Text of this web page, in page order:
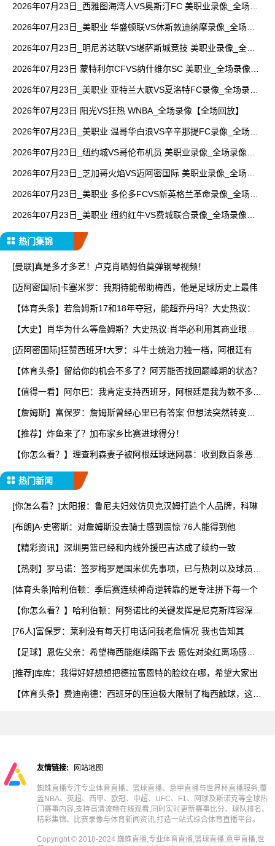
2026年07月23日_西雅图海湾人VS奥斯汀FC 美职业录像_全场录
2026年07月23日_美职业 华盛顿联VS休斯敦迪纳摩录像_全场录
2026年07月23日_明尼苏达联VS堪萨斯城竞技 美职业录像_全场
2026年07月23日 蒙特利尔CFVS纳什维尔SC 美职业_全场录像
2026年07月23日_美职业 亚特兰大联VS夏洛特FC录像_全场录像
2026年07月23日 阳光VS狂热 WNBA_全场录像【全场回放】
2026年07月23日_美职业 温哥华白浪VS辛辛那提FC录像_全场录
2026年07月23日_纽约城VS哥伦布机员 美职业录像_全场录像
2026年07月23日_芝加哥火焰VS迈阿密国际 美职业录像_全场录
2026年07月23日_美职业 多伦多FCVS新英格兰革命录像_全场录
2026年07月23日_美职业 纽约红牛VS费城联合录像_全场录像
热门集锦
[曼联]真是多才多艺！卢克肖晒姆伯莫弹钢琴视频！
[迈阿密国际]卡塞米罗：我期待能帮助梅西，他是足球历史上最伟
【体育头条】若詹姆斯17和18年夺冠，能超乔丹吗？大史热议：
【大史】肖华为什么等詹姆斯？大史热议:肖华必利用其商业眼光
[迈阿密国际]狂赞西班牙❗大罗：斗牛士统治力独一档，阿根廷有
【体育头条】留给你的机会不多了？阿芳能否找回巅峰期的状态？
【值得一看】阿尔巴：我肯定支持西班牙，阿根廷是我为数不多会
【詹姆斯】富保罗：詹姆斯曾经心里已有答案 但想法突然转变又
【推荐】炸鱼来了？加布家乡比赛进球得分！
【你怎么看？】理查利森妻子被阿根廷球迷网暴：收到数百条恶
热门新闻
[你怎么看？]太阳报：鲁尼夫妇效仿贝克汉姆打造个人品牌，科琳
[布朗]A·史密斯：对詹姆斯没去骑士感到震惊 76人能得到他
【精彩资讯】深圳男篮已经和内线外援巴吉达成了续约一致
【热刺】罗马诺：签罗梅罗是国米优先事项，已与热刺以及球员阵
[体育头条]哈利伯顿：季后赛连续神奇逆转靠的是专注拼下每一个
【你怎么看？】哈利伯顿：阿努诺比的关键发挥是尼克斯阵容深度
[76人]富保罗：莱利没有每天打电话问我老詹情况 我也告知其
【足球】恩佐父亲：希望梅西能继续踢下去 恩佐对染红离场感到
[推荐]库库：我得好好想想把德拉富恩特的脸纹在哪，希望大家出
【体育头条】费迪南德：西班牙的压迫极大限制了梅西触球，这是
友情链接: 网站地图
蜘蛛直播专注专业体育直播、篮球直播、意甲直播与世界杯直播服务,覆
盖NBA、英超、西甲、欧冠、中超、UFC、F1、网球及斯诺克等全球热
门赛事内容,支持高清流畅在线观看,同时实时更新赛事比分、球队排名、
精彩集锦、比赛录像与体育新闻资讯,打造一站式综合体育直播平台。
Copyright © 2018-2024 蜘蛛直播,专业体育直播,篮球直播,意甲直播,世